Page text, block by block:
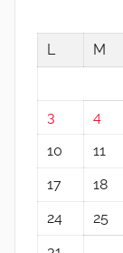
L
M
3
4
10
11
17
18
24
25